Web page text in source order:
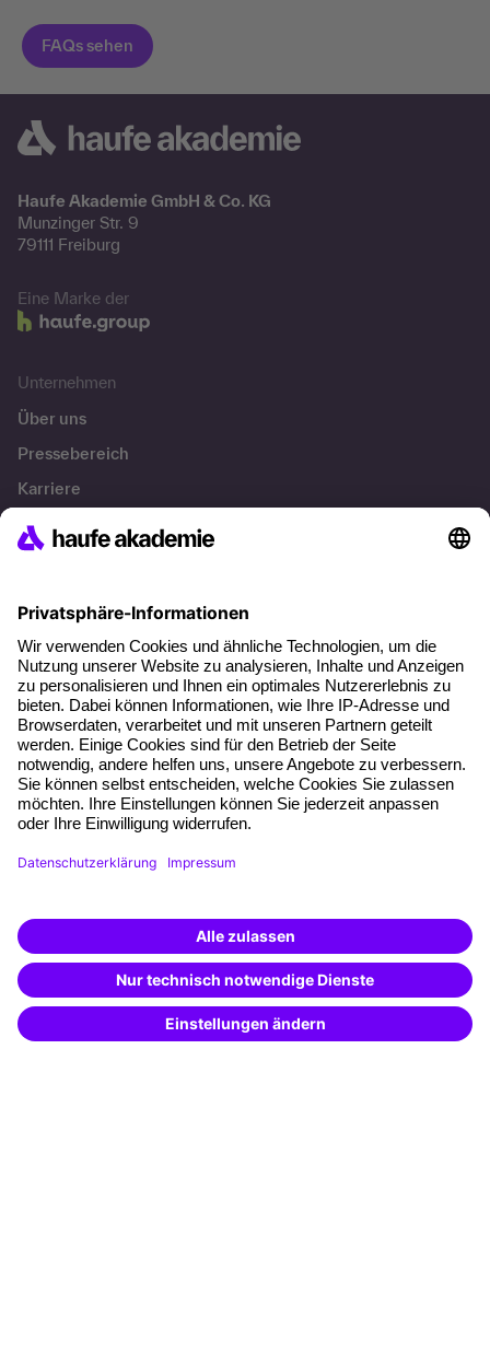
Haufe Akademie GmbH & Co. KG
Munzinger Str. 9
79111 Freiburg
Eine Marke der
Unternehmen
Über uns
Pressebereich
Karriere
Referenzen
Über unser Angebot
Planungssicherheit
Freie Seminarplätze
Qualitätsstandards
Planung und Locations
Fördermöglichkeiten
Weiterbildungs-App
Besondere Angebote
Potenzialanalyse
Transfercoaching
Weiterbildung finden -
mit KI-Power!
Beschreibe was du suchst und erhalte
passende Weiterbildungen vomKI-Berater
– schnell und treffsicher.